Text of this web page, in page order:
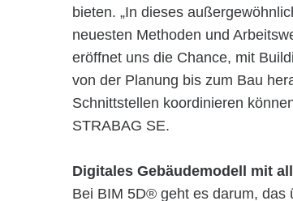
bieten. „In dieses
neuesten Methoden und
eröffnet uns die Chance, mit
von der Planung bis zum Bau
Schnittstellen koordinieren
STRABAG SE.
Digitales Gebäudemodell mit
Bei BIM 5D® geht es darum, das